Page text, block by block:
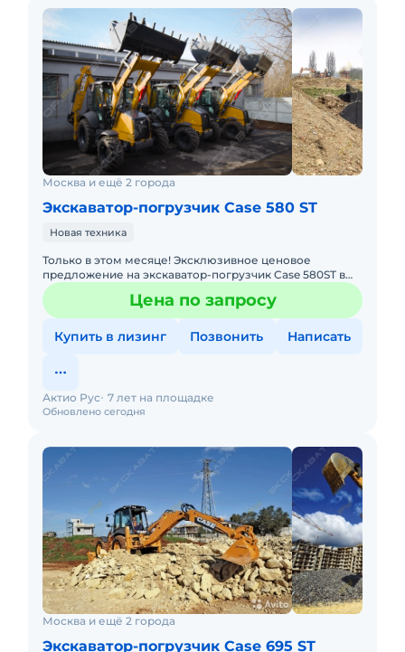
Москва и ещё 2 города
Экскаватор-погрузчик Case 580 ST
Новая техника
Только в этом месяце! Эксклюзивное ценовое
предложение на экскаватор-погрузчик Case 580ST в
партнерский лизинг! 7 990 000 руб (вместо 8 512 750
руб) Надежный,Цена по запросу
Купить в лизинг Позвонить Написать
Обновлено сегодня
Актио Рус 7 лет на площадке
Москва и ещё 2 города
Экскаватор-погрузчик Case 695 ST